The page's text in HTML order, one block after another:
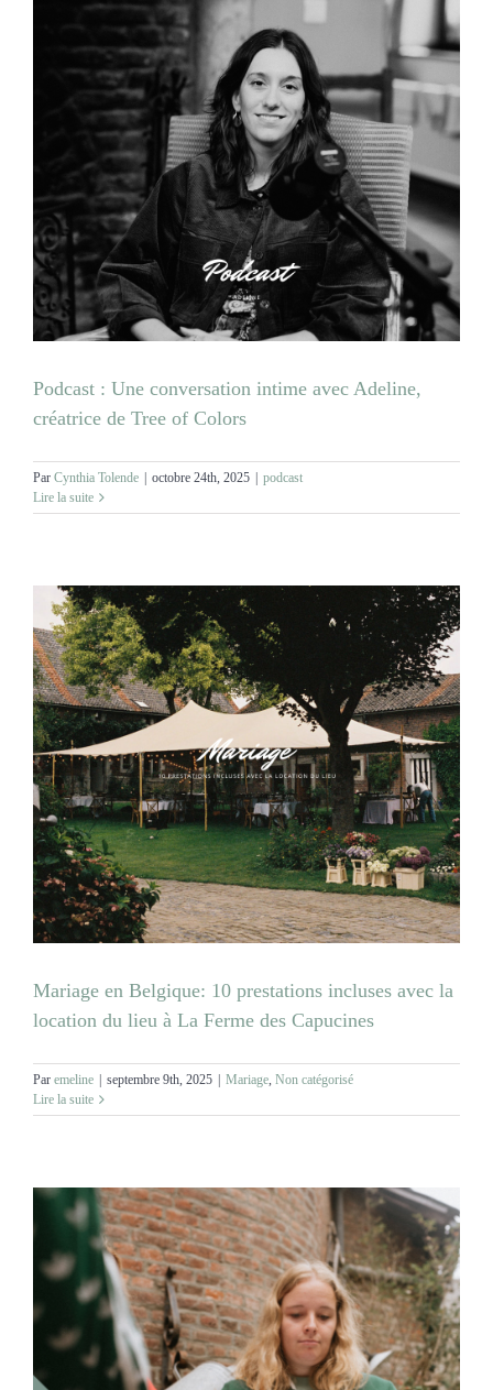
Podcast : Une conversation intime avec Adeline,
créatrice de Tree of Colors
Par Cynthia Tolende | octobre 24th, 2025 | podcast
Lire la suite
Mariage en Belgique: 10 prestations incluses avec la
location du lieu à La Ferme des Capucines
Par emeline septembre 9th, 2025 Mariage, Non catégorisé
Lire la suite